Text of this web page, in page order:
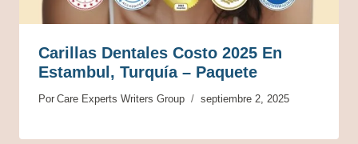
Carillas Dentales Costo 2025 En
Estambul, Turquía – Paquete
Por Care Experts Writers Group septiembre 2, 2025